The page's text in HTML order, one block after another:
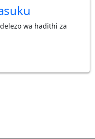
wa hadithi za